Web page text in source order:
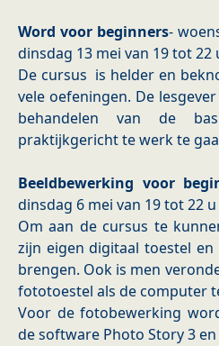
Word voor beginners-
dinsdag 13 mei van 19 tot 22
De cursus is helder en
vele oefeningen. De
behandelen van de
praktijkgericht te werk te
Beeldbewerking voor
dinsdag 6 mei van 19 tot 22 u
Om aan de cursus te
zijn eigen digitaal toestel
brengen. Ook is men
fototoestel als de computer
Voor de fotobewerking
de software Photo Story 3